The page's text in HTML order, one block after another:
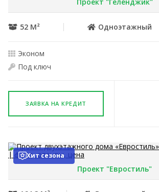
52 М² Одноэтажный
Эконом
Под ключ
ЗАЯВКА НА КРЕДИТ
Хит сезона
Проект "Евростиль"